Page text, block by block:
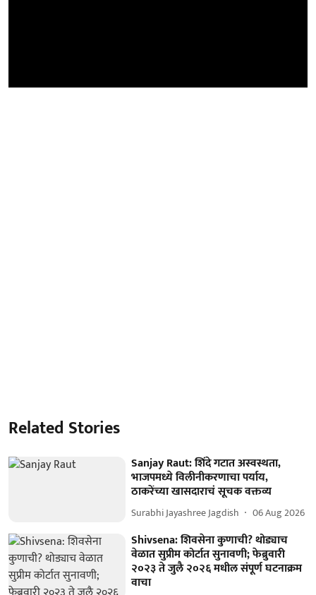
Related Stories
Sanjay Raut: शिंदे गटात अस्वस्थता,
भाजपमध्ये विलीनीकरणाचा पर्याय,
ठाकरेंच्या खासदाराचं सूचक वक्तव्य
Surabhi Jayashree Jagdish 06 Aug 2026
Shivsena: शिवसेना कुणाची? थोड्याच
वेळात सुप्रीम कोर्टात सुनावणी; फेब्रुवारी
२०२३ ते जुलै २०२६ मधील संपूर्ण घटनाक्रम
वाचा